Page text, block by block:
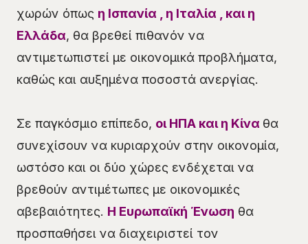
χωρών όπως η Ισπανία , η Ιταλία , και η
Ελλάδα, θα βρεθεί πιθανόν να
αντιμετωπιστεί με οικονομικά προβλήματα,
καθώς και αυξημένα ποσοστά ανεργίας.
Σε παγκόσμιο επίπεδο, οι ΗΠΑ και η Κίνα θα
συνεχίσουν να κυριαρχούν στην οικονομία,
ωστόσο και οι δύο χώρες ενδέχεται να
βρεθούν αντιμέτωπες με οικονομικές
αβεβαιότητες. Η Ευρωπαϊκή Ένωση θα
προσπαθήσει να διαχειριστεί τον